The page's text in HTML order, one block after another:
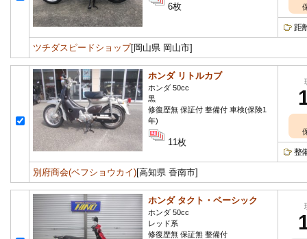
6枚
距
ツチダスピードショップ[岡山県 岡山市]
ホンダ リトルカブ
ホンダ 50cc
黒
修復歴無 保証付 整備付 車検(保険1
年)
11枚
整
別府商会(ベフショウカイ)[高知県 香南市]
ホンダ タクト・ベーシック
ホンダ 50cc
レッド系
修復歴無 保証無 整備付